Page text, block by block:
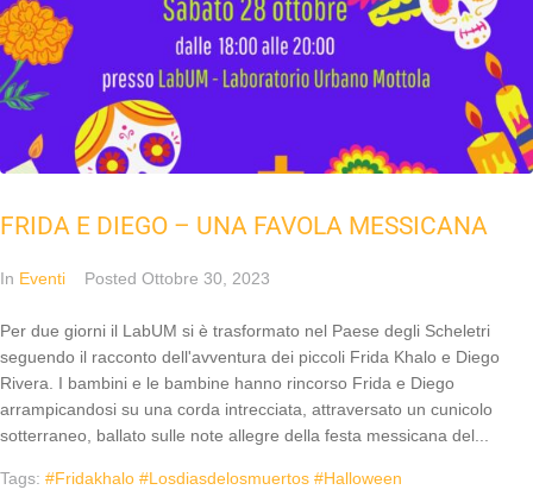
FRIDA E DIEGO – UNA FAVOLA MESSICANA
In Eventi Posted Ottobre 30, 2023
Per due giorni il LabUM si è trasformato nel Paese degli Scheletri
seguendo il racconto dell'avventura dei piccoli Frida Khalo e Diego
Rivera. I bambini e le bambine hanno rincorso Frida e Diego
arrampicandosi su una corda intrecciata, attraversato un cunicolo
sotterraneo, ballato sulle note allegre della festa messicana del...
Tags: #fridakhalo #losdiasdelosmuertos #halloween